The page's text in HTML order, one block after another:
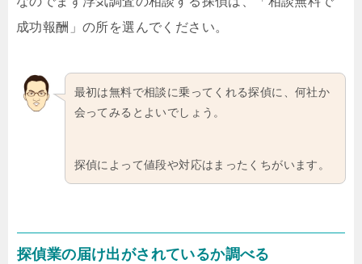
成功報酬」の所を選んでください。
最初は無料で相談に乗ってくれる探偵に、何社か
会ってみるとよいでしょう。
探偵によって値段や対応はまったくちがいます。
探偵業の届け出がされているか調べる